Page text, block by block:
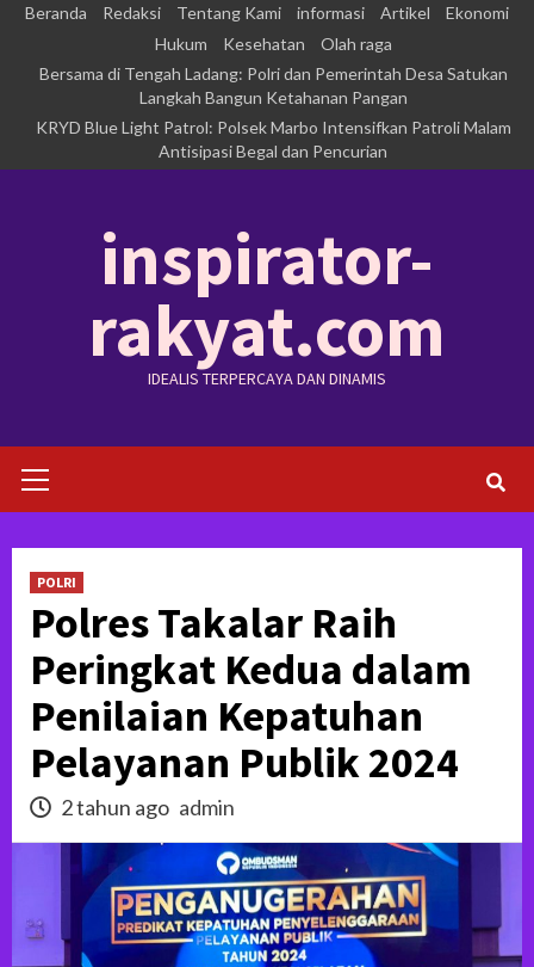
Skip
content
Beranda Redaksi Tentang Kami informasi Artikel
Ekonomi
Hukum
Kesehatan
Olah raga
Bersama di Tengah Ladang: Polri dan Pemerintah Desa Satukan
Langkah Bangun Ketahanan Pangan
KRYD Blue Light Patrol: Polsek Marbo Intensifkan Patroli Malam
Antisipasi Begal dan Pencurian
inspirator-
rakyat.com
IDEALIS TERPERCAYA DAN DINAMIS
Menu
POLRI
Polres Takalar Raih
Peringkat Kedua dalam
Penilaian Kepatuhan
Pelayanan Publik 2024
2 tahun ago admin